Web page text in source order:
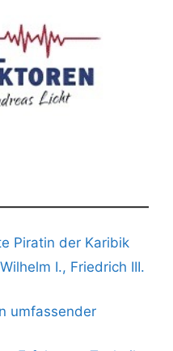
Piratin der Karibik
I., Friedrich III.
umfassender